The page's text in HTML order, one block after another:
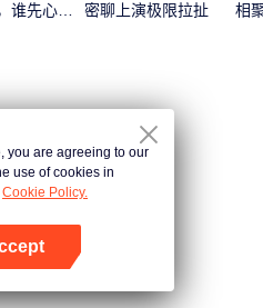
谁先心
密聊上演极限拉扯
相
you are agreeing to our
use of cookies in
Cookie Policy.